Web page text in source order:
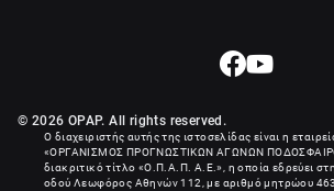
© 2026 OPAP. All rights reserved.
Ο διαχειριστής αυτής της ιστοσελίδας είναι η
«ΟΡΓΑΝΙΣΜΟΣ ΠΡΟΓΝΩΣΤΙΚΩΝ ΑΓΩΝΩΝ
διακριτικό τίτλο «Ο.Π.Α.Π. Α.Ε.», η οποία εδρεύει
οδού Λεωφόρος Αθηνών 112, με αριθμό μητρώου